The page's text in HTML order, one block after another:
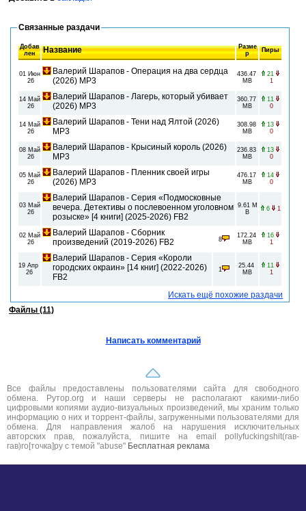
Связанные раздачи
Добав
лен
Название
Разме
р
Пиры
01 Июн
26
Валерий Шарапов - Операция на два сердца
(2026) MP3
436.47
MB
21
1
14 Май
26
Валерий Шарапов - Лагерь, который убивает
(2026) MP3
360.77
MB
11
0
14 Май
26
Валерий Шарапов - Тени над Ялтой (2026)
MP3
308.98
MB
13
0
08 Май
26
Валерий Шарапов - Крысиный король (2026)
MP3
236.83
MB
13
0
05 Май
26
Валерий Шарапов - Пленник своей игры
(2026) MP3
476.17
MB
14
0
03 Май
26
Валерий Шарапов - Серия «Подмосковные
вечера. Детективы о послевоенном уголовном
розыске» [4 книги] (2025-2026) FB2
9.61 M
B
6 1
02 Май
26
Валерий Шарапов - Сборник
произведений (2019-2026) FB2
8
172.24
MB
16
1
19 Апр
26
Валерий Шарапов - Серия «Короли
городских окраин» [14 книг] (2022-2026)
FB2
1
25.44
MB
11
1
Искать ещё похожие раздачи
Файлы (11)
Написать комментарий
Все файлы предоставлены пользователями сайта для свободного
обмена. Рутор.org и наши серверы не располагают какими-либо
цифровыми копиями аудио-визуальных произведений, мы храним только
информацию о них и торрент-файлы, загруженными пользователями для
обмена. Для направления жалоб на нарушения исключительных
авторских прав, пожалуйста, пишите на email pollyfuckingshit(гав-
гав)ro[точка]ру с темой "abuse" Бесплатная реклама